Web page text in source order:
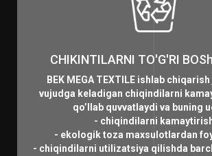
CHIKINTILARNI TO'G'RI
BEK MEGA TEXTILE ishlab
vujudga keladigan chiqindilarni
qo’llab quvvatlaydi va buning
- chiqindilarni
- ekologik toza maxsulotlardan
- chiqindilarni utilizatsiya qilishda